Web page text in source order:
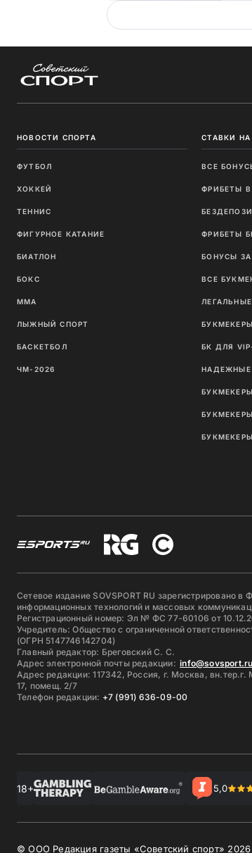
НОВОСТИ СПОРТА
ФУТБОЛ
ХОККЕЙ
ТЕННИС
ФИГУРНОЕ КАТАНИЕ
БИАТЛОН
БОКС
ММА
ЛЫЖНЫЙ СПОРТ
БАСКЕТБОЛ
ЧМ-2026
СТАВКИ НА
ВСЕ
ФРИБЕТЫ
ФРИБЕТЫ
БОНУСЫ
ВСЕ
БК ДЛЯ
НАДЕЖНЫЕ
БУКМЕКЕРЫ
Сетевое издание SOVSPORT RU зарегистрировано
информационных технологий и массовых
Регистрационный номер: Эл № ФС 77-60106 от
Учредитель: Общество с ограниченной
(ОГРН 5147746142704)
Главный редактор: Бреговский С. С.
Адрес электронной почты редакции: info@sovsport.ru
Адрес редакции: 117342, Россия, г. Москва,
17, помещ. 2/7
Телефон редакции: +7 (991) 636-09-00
18+ 5,0
© ООО Редакция газеты «Советский спорт» 2026